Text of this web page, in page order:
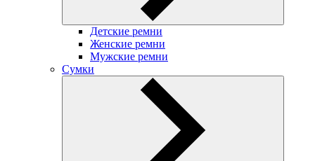
Детские ремни
Женские ремни
Мужские ремни
Сумки